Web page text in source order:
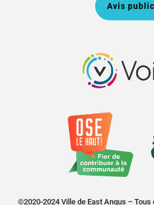
Avis
©2020-2024 Ville de East Angus –